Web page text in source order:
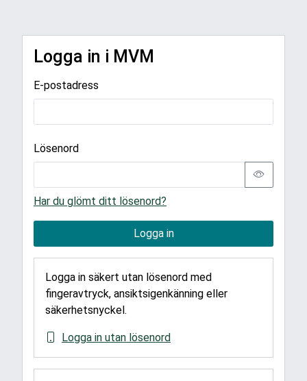
Logga in i MVM
E-postadress
Lösenord
Har du glömt ditt lösenord?
Logga in
Logga in säkert utan lösenord med
fingeravtryck, ansiktsigenkänning eller
säkerhetsnyckel.
Logga in utan lösenord